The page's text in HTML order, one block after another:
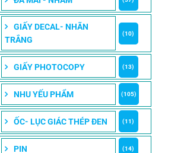
GIẤY DECAL- NHÃN
TRẮNG
(10)
GIẤY PHOTOCOPY (13)
NHU YẾU PHẨM (105)
ỐC- LỤC GIÁC THÉP ĐEN (11)
PIN (14)